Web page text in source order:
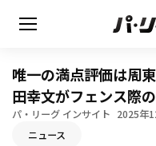
唯一の満点評価は周
田幸文がフェンス際
パ・リーグ インサイト 2025年
ニュース